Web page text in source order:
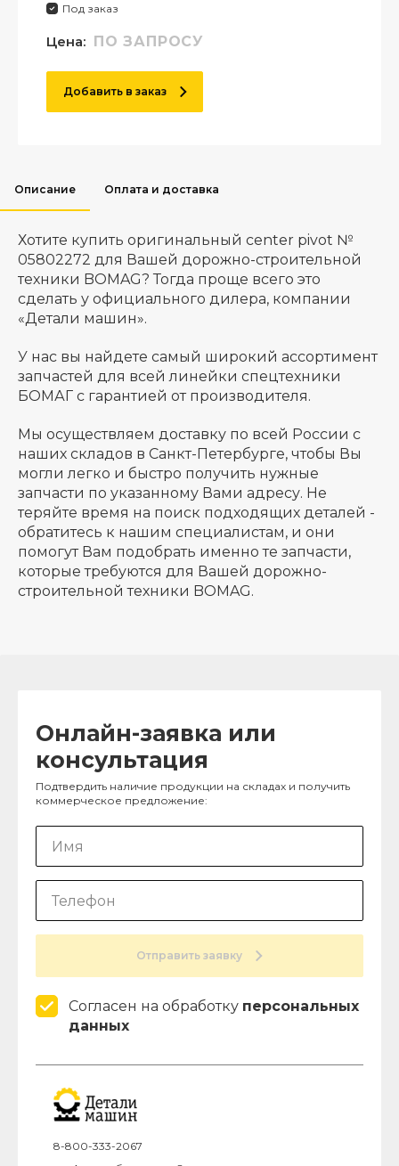
Под заказ
Цена: ПО ЗАПРОСУ
Добавить в заказ
Описание Оплата и доставка
Хотите купить оригинальный center pivot №
05802272 для Вашей дорожно-строительной
техники BOMAG? Тогда проще всего это
сделать у официального дилера, компании
«Детали машин».
У нас вы найдете самый широкий ассортимент
запчастей для всей линейки спецтехники
БОМАГ с гарантией от производителя.
Мы осуществляем доставку по всей России с
наших складов в Санкт-Петербурге, чтобы Вы
могли легко и быстро получить нужные
запчасти по указанному Вами адресу. Не
теряйте время на поиск подходящих деталей -
обратитесь к нашим специалистам, и они
помогут Вам подобрать именно те запчасти,
которые требуются для Вашей дорожно-
строительной техники BOMAG.
Онлайн-заявка или
консультация
Подтвердить наличие продукции на складах и получить
коммерческое предложение:
Отправить заявку
Согласен на обработку персональных
данных
8-800-333-2067